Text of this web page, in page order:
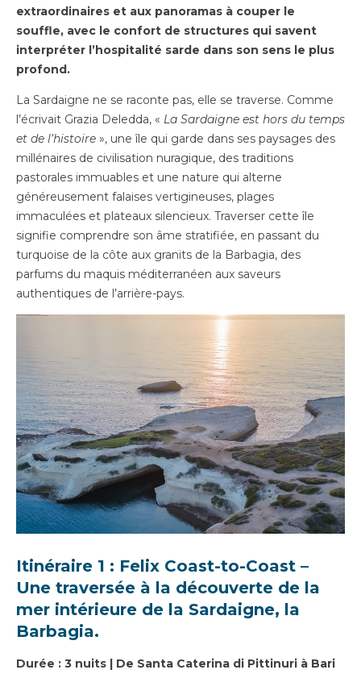
extraordinaires et aux panoramas à couper le
souffle, avec le confort de structures qui savent
interpréter l’hospitalité sarde dans son sens le plus
profond.
La Sardaigne ne se raconte pas, elle se traverse. Comme
l’écrivait Grazia Deledda, « La Sardaigne est hors du temps
et de l’histoire », une île qui garde dans ses paysages des
millénaires de civilisation nuragique, des traditions
pastorales immuables et une nature qui alterne
généreusement falaises vertigineuses, plages
immaculées et plateaux silencieux. Traverser cette île
signifie comprendre son âme stratifiée, en passant du
turquoise de la côte aux granits de la Barbagia, des
parfums du maquis méditerranéen aux saveurs
authentiques de l’arrière-pays.
Itinéraire 1 : Felix Coast-to-Coast –
Une traversée à la découverte de la
mer intérieure de la Sardaigne, la
Barbagia.
Durée : 3 nuits | De Santa Caterina di Pittinuri à Bari